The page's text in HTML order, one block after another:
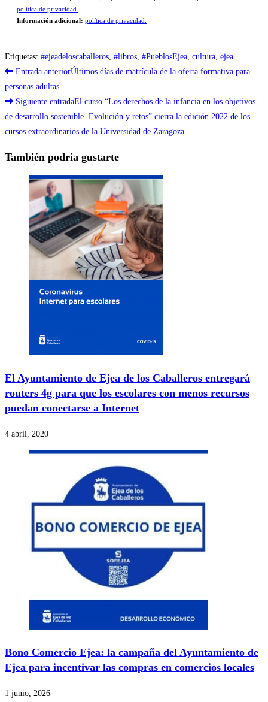
política de privacidad.
Información adicional: política de privacidad.
Etiquetas: #ejeadeloscaballeros #libros #PueblosEjea cultura ejea
Leer
más
artículos
Entrada anteriorÚltimos días de matrícula de la oferta formativa para
personas adultas
Siguiente entradaEl curso “Los derechos de la infancia en los objetivos
de desarrollo sostenible. Evolución y retos” cierra la edición 2022 de los
cursos extraordinarios de la Universidad de Zaragoza
También podría gustarte
El Ayuntamiento de Ejea de los Caballeros entregará
routers 4g para que los escolares con menos recursos
puedan conectarse a Internet
4 abril, 2020
Bono Comercio Ejea: la campaña del Ayuntamiento de
Ejea para incentivar las compras en comercios locales
1 junio, 2026